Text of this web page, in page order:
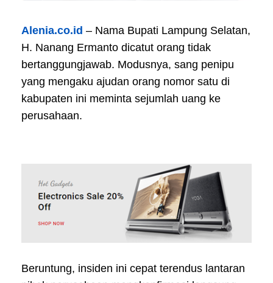
Alenia.co.id – Nama Bupati Lampung Selatan,
H. Nanang Ermanto dicatut orang tidak
bertanggungjawab. Modusnya, sang penipu
yang mengaku ajudan orang nomor satu di
kabupaten ini meminta sejumlah uang ke
perusahaan.
Beruntung, insiden ini cepat terendus lantaran